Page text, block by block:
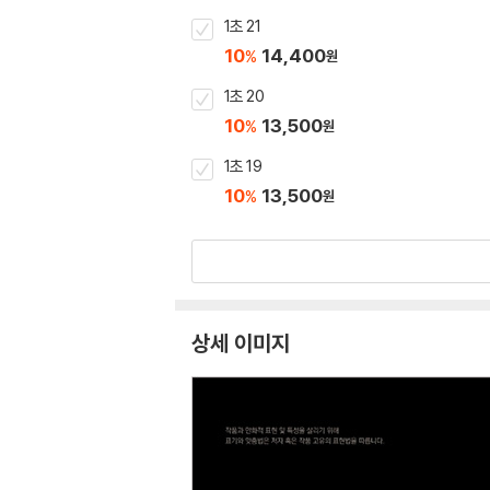
1초 21
10% 14,400원
1초 20
10% 13,500원
1초 19
10% 13,500원
상세 이미지